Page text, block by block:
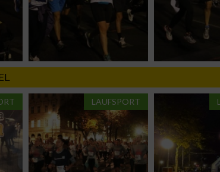
LAUFSPORT
angeforderten Informationen identifizieren